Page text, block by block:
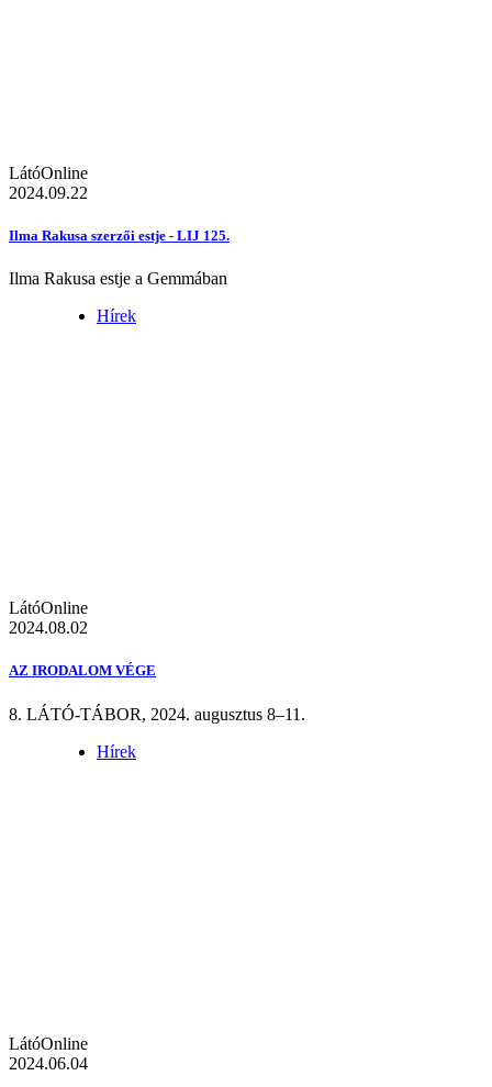
LátóOnline
2024.09.22
Ilma Rakusa szerzői estje - LIJ 125.
Ilma Rakusa estje a Gemmában
Hírek
LátóOnline
2024.08.02
AZ IRODALOM VÉGE
8. LÁTÓ-TÁBOR, 2024. augusztus 8–11.
Hírek
LátóOnline
2024.06.04